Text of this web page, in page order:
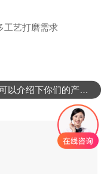
工艺打磨需求
可以介绍下你们的产品么